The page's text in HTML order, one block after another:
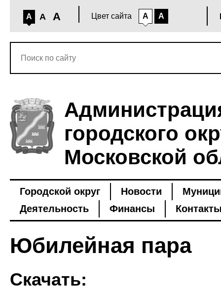
A A A Цвет сайта A A
городского
Московской
Городской округ Новости
Деятельность
Финансы
Юбилейная пара
Скачать: